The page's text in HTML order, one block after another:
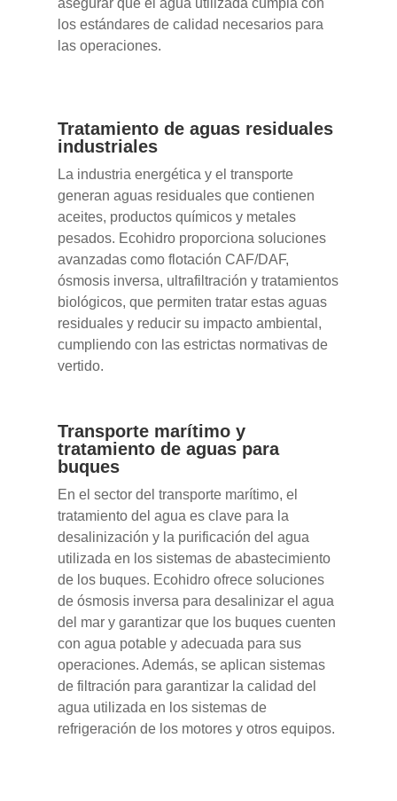
asegurar que el agua utilizada cumpla con
los estándares de calidad necesarios para
las operaciones.
Tratamiento de aguas residuales
industriales
La industria energética y el transporte
generan aguas residuales que contienen
aceites, productos químicos y metales
pesados. Ecohidro proporciona soluciones
avanzadas como flotación CAF/DAF,
ósmosis inversa, ultrafiltración y tratamientos
biológicos, que permiten tratar estas aguas
residuales y reducir su impacto ambiental,
cumpliendo con las estrictas normativas de
vertido.
Transporte marítimo y
tratamiento de aguas para
buques
En el sector del transporte marítimo, el
tratamiento del agua es clave para la
desalinización y la purificación del agua
utilizada en los sistemas de abastecimiento
de los buques. Ecohidro ofrece soluciones
de ósmosis inversa para desalinizar el agua
del mar y garantizar que los buques cuenten
con agua potable y adecuada para sus
operaciones. Además, se aplican sistemas
de filtración para garantizar la calidad del
agua utilizada en los sistemas de
refrigeración de los motores y otros equipos.